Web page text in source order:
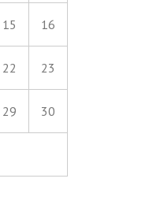
15 16
22 23
29 30